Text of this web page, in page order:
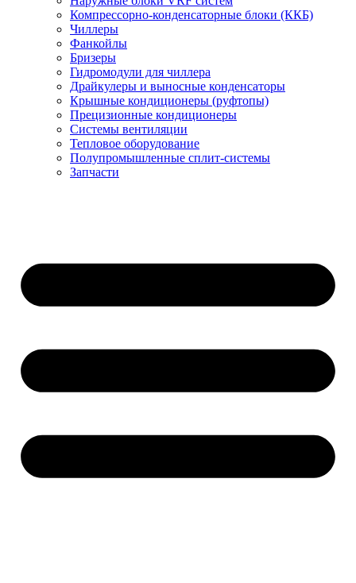
Компрессорно-конденсаторные блоки (ККБ)
Чиллеры
Фанкойлы
Бризеры
Гидромодули для чиллера
Драйкулеры и выносные конденсаторы
Крышные кондиционеры (руфтопы)
Прецизионные кондиционеры
Системы вентиляции
Тепловое оборудование
Полупромышленные сплит-системы
Запчасти